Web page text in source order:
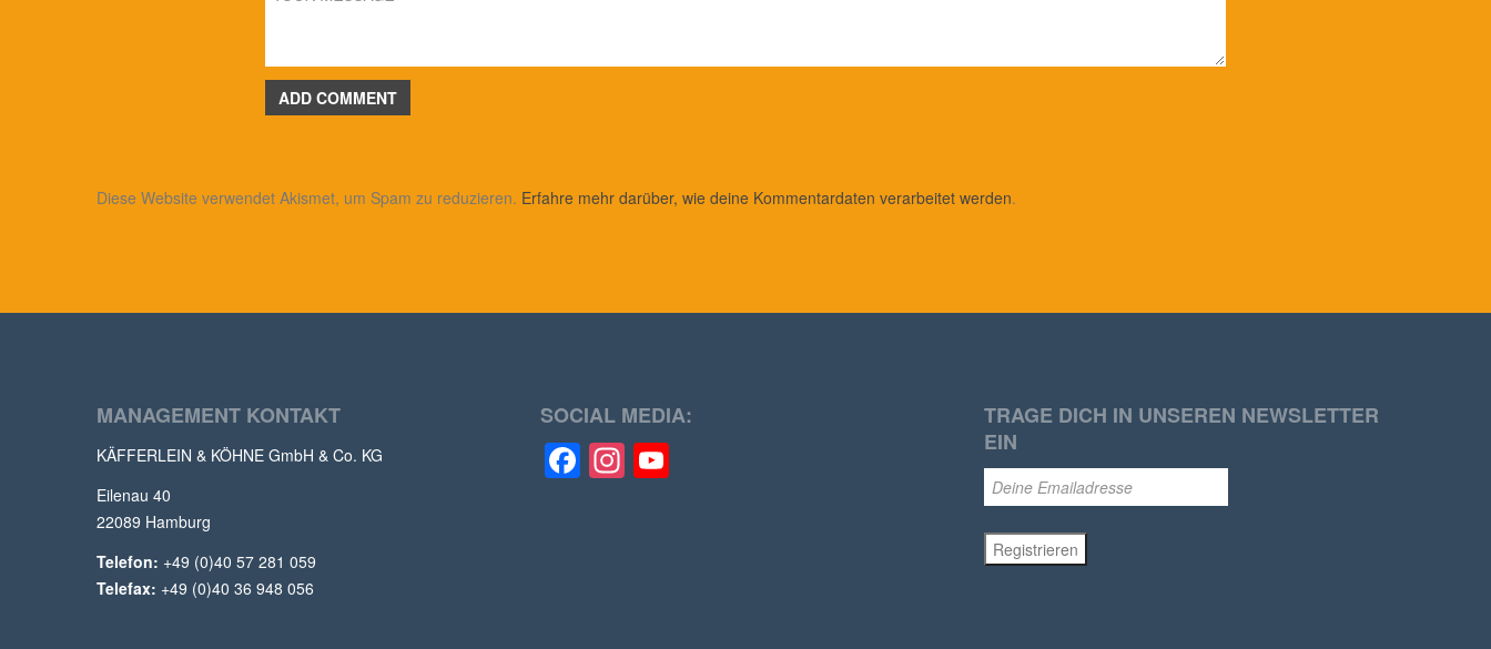
ADD COMMENT
Diese Website verwendet Akismet, um Spam zu reduzieren. Erfahre mehr darüber, wie deine Kommentardaten verarbeitet werden.
MANAGEMENT KONTAKT
KÄFFERLEIN & KÖHNE GmbH & Co. KG
Eilenau 40
22089 Hamburg
Telefon: +49 (0)40 57 281 059
Telefax: +49 (0)40 36 948 056
SOCIAL MEDIA:
Facebook
Instagram
TRAGE DICH IN UNSEREN NEWSLETTER
EIN